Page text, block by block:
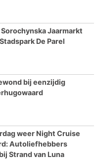
Jaarmarkt
De Parel
bij eenzijdig
weer Night Cruise
Autoliefhebbers
Strand van Luna